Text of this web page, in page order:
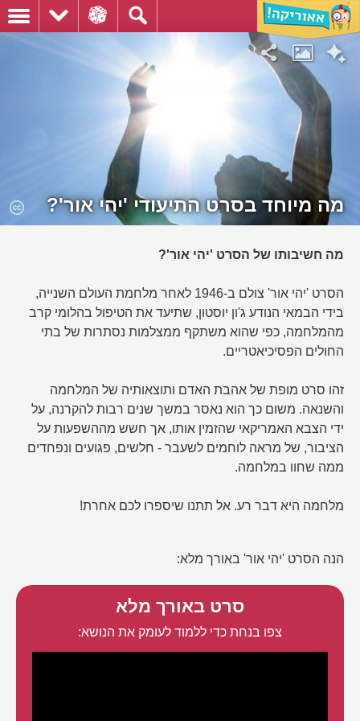
מה מיוחד בסרט התיעודי 'יהי אור'?
מה חשיבותו של הסרט 'יהי אור'?
הסרט 'יהי אור' צולם ב-1946 לאחר מלחמת העולם השנייה,
בידי הבמאי הנודע ג'ון יוסטון, שתיעד את הטיפול בהלומי קרב
מהמלחמה, כפי שהוא משתקף ממצלמות נסתרות של בתי
החולים הפסיכיאטריים.
זהו סרט מופת של אהבת האדם ותוצאותיה של המלחמה
והשנאה. משום כך הוא נאסר במשך שנים רבות להקרנה, על
ידי הצבא האמריקאי שהזמין אותו, אך חשש מההשפעות על
הציבור, של מראה לוחמים לשעבר - חלשים, פגועים ונפחדים
ממה שחוו במלחמה.
מלחמה היא דבר רע. אל תתנו שיספרו לכם אחרת!
הנה הסרט 'יהי אור' באורך מלא:
סרט באורך מלא
צפו בנחת כדי ללמוד לעומק את הנושא: